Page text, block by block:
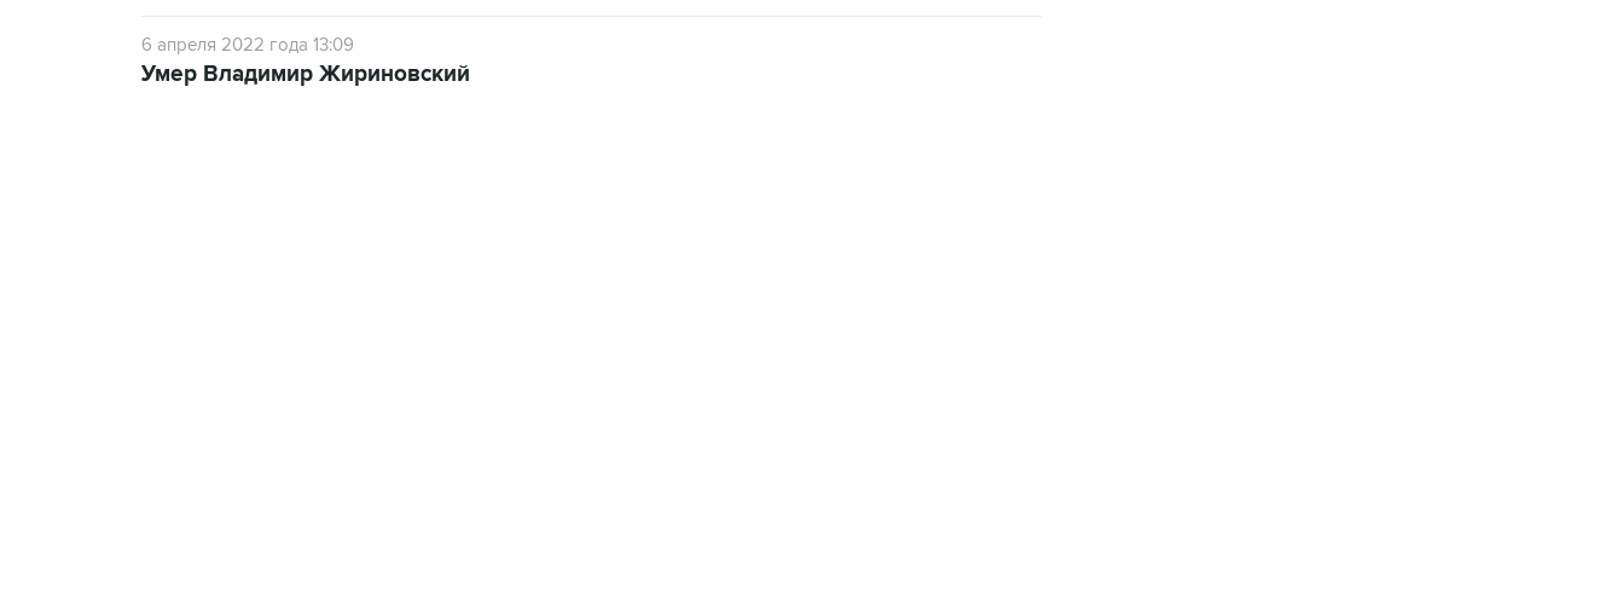
6 апреля 2022 года 13:09
Умер Владимир Жириновский